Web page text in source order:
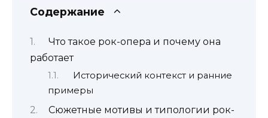
Содержание
Что такое рок-опера и почему она
работает
Исторический контекст и ранние
примеры
Сюжетные мотивы и типологии рок-